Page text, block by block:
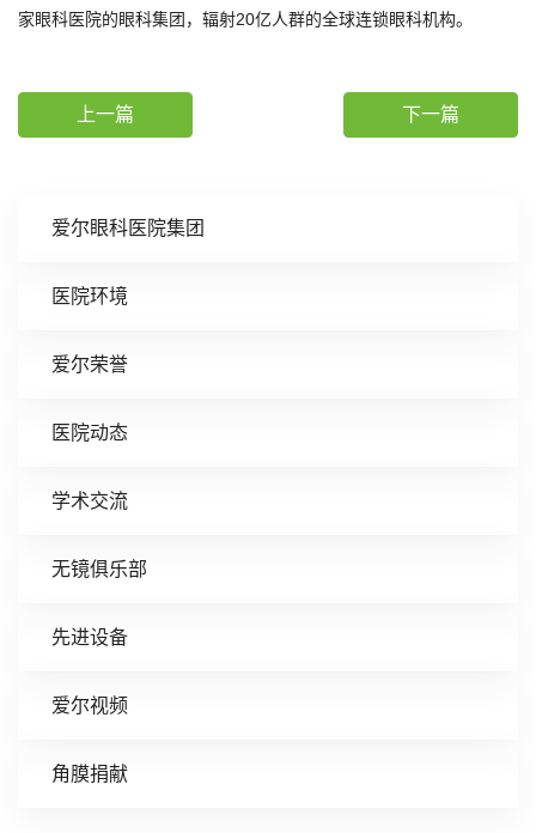
爱尔眼科医院集团
医院环境
爱尔荣誉
医院动态
学术交流
无镜俱乐部
先进设备
爱尔视频
角膜捐献
家眼科医院的眼科集团，辐射20亿人群的全球连锁眼科机构。
上一篇 下一篇